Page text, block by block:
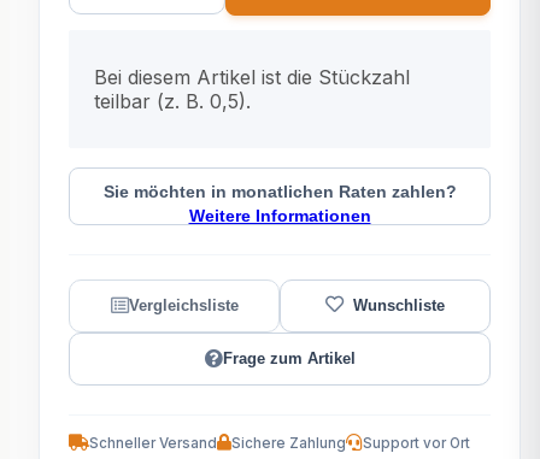
Bei diesem Artikel ist die Stückzahl
teilbar (z. B. 0,5).
Sie möchten in monatlichen Raten zahlen?
Weitere Informationen
Frage zum Artikel
Schneller Versand Sichere Zahlung Support vor Ort